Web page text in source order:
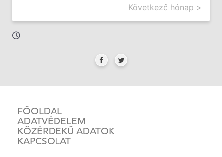
Következő hónap >
FŐOLDAL
ADATVÉDELEM
KÖZÉRDEKŰ ADATOK
KAPCSOLAT